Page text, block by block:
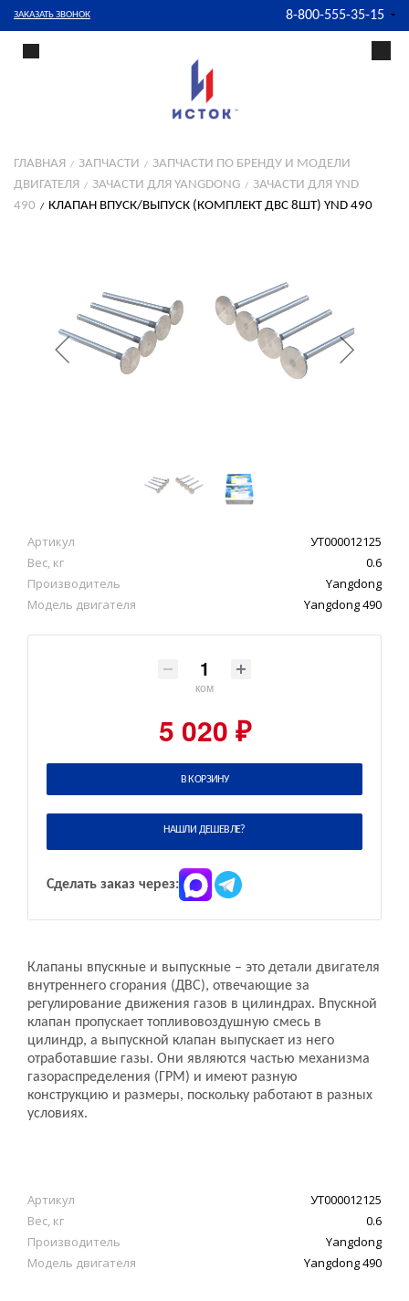
ЗАКАЗАТЬ ЗВОНОК 8-800-555-35-15
ГЛАВНАЯ ЗАПЧАСТИ
ЗАПЧАСТИ ПО БРЕНДУ И МОДЕЛИ
ДВИГАТЕЛЯ
ЗАЧАСТИ ДЛЯ YANGDONG
ЗАЧАСТИ ДЛЯ YND
490
КЛАПАН ВПУСК/ВЫПУСК (КОМПЛЕКТ ДВС 8ШТ) YND 490
Артикул
УТ000012125
Вес, кг
0.6
Производитель
Yangdong
Модель двигателя
Yangdong 490
ком
5 020 ₽
В КОРЗИНУ
НАШЛИ ДЕШЕВЛЕ?
Сделать заказ через:
Клапаны впускные и выпускные – это детали двигателя
внутреннего сгорания (ДВС), отвечающие за
регулирование движения газов в цилиндрах. Впускной
клапан пропускает топливовоздушную смесь в
цилиндр, а выпускной клапан выпускает из него
отработавшие газы. Они являются частью механизма
газораспределения (ГРМ) и имеют разную
конструкцию и размеры, поскольку работают в разных
условиях.
Артикул
УТ000012125
Вес, кг
0.6
Производитель
Yangdong
Модель двигателя
Yangdong 490